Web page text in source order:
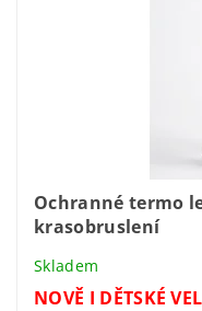
Ochranné termo
krasobruslení
Skladem
NOVĚ I DĚTSKÉ